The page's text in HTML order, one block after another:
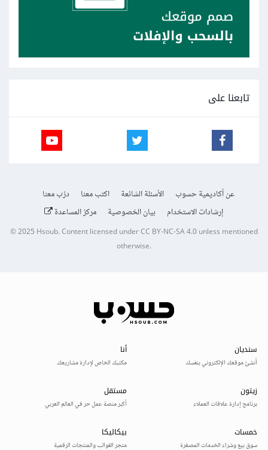
تابعنا على
عن أكاديمية حسوب الأسئلة الشائعة اكتب معنا
درّب معنا
إرشادات الاستخدام
بيان الخصوصية مركز المساعدة
© 2025Hsoub.Content licensed underCC BY-NC-SA 4.0unless mentioned
otherwise.